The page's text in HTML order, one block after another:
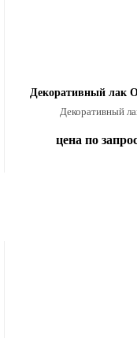
Декоративный лак
Декоративный
цена по